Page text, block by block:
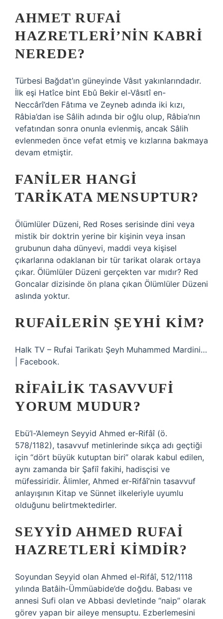
AHMET RUFAI
HAZRETLERI’NIN KABRI
NEREDE?
Türbesi Bağdat’ın güneyinde Vâsıt yakınlarındadır.
İlk eşi Hatîce bint Ebû Bekir el-Vâsıtî en-
Neccârî’den Fâtıma ve Zeyneb adında iki kızı,
Râbia’dan ise Sâlih adında bir oğlu olup, Râbia’nın
vefatından sonra onunla evlenmiş, ancak Sâlih
evlenmeden önce vefat etmiş ve kızlarına bakmaya
devam etmiştir.
FANILER HANGI
TARIKATA MENSUPTUR?
Ölümlüler Düzeni, Red Roses serisinde dini veya
mistik bir doktrin yerine bir kişinin veya insan
grubunun daha dünyevi, maddi veya kişisel
çıkarlarına odaklanan bir tür tarikat olarak ortaya
çıkar. Ölümlüler Düzeni gerçekten var mıdır? Red
Goncalar dizisinde ön plana çıkan Ölümlüler Düzeni
aslında yoktur.
RUFAILERIN ŞEYHI KIM?
Halk TV – Rufai Tarikatı Şeyh Muhammed Mardini…
| Facebook.
RIFAILIK TASAVVUFI
YORUM MUDUR?
Ebü’l-‘Alemeyn Seyyid Ahmed er-Rifâî (ö.
578/1182), tasavvuf metinlerinde sıkça adı geçtiği
için “dört büyük kutuptan biri” olarak kabul edilen,
aynı zamanda bir Şafiî fakihi, hadisçisi ve
müfessiridir. Âlimler, Ahmed er-Rifâî’nin tasavvuf
anlayışının Kitap ve Sünnet ilkeleriyle uyumlu
olduğunu belirtmektedirler.
SEYYID AHMED RUFAI
HAZRETLERI KIMDIR?
Soyundan Seyyid olan Ahmed el-Rifâî, 512/1118
yılında Batâih-Ümmüabide’de doğdu. Babası ve
annesi Sufi olan ve Abbasi devletinde “naip” olarak
görev yapan bir aileye mensuptu. Ezberlemesini